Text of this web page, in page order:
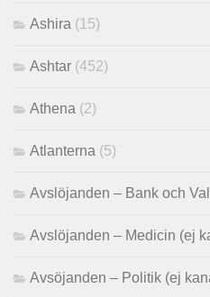
Ashira (15)
Ashtar (452)
Athena (2)
Atlanterna (5)
Avslöjanden – Bank och
Avslöjanden – Medicin (ej
Avsöjanden – Politik (ej